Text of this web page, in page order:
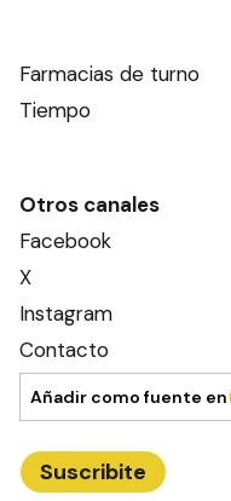
Farmacias de turno
Tiempo
Otros canales
Facebook
X
Instagram
Contacto
Añadir como fuente en
Suscribite